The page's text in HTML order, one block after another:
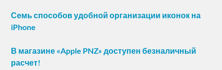
Семь способов удобной организации иконок на
iPhone
В магазине «Apple PNZ» доступен безналичный
расчет!